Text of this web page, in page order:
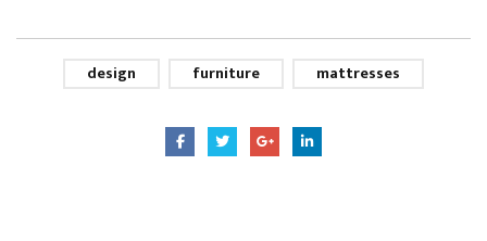
design furniture mattresses